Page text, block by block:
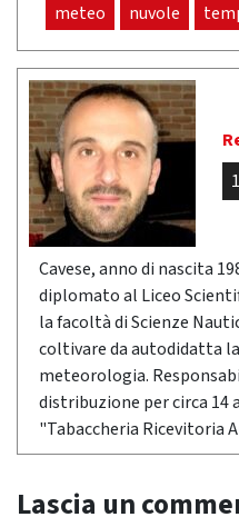
meteo nuvole
Cavese, anno di nascita
diplomato al Liceo
la facoltà di Scienze
coltivare da autodidatta
meteorologia.
distribuzione per circa 14
"Tabaccheria Ricevitoria
Lascia un